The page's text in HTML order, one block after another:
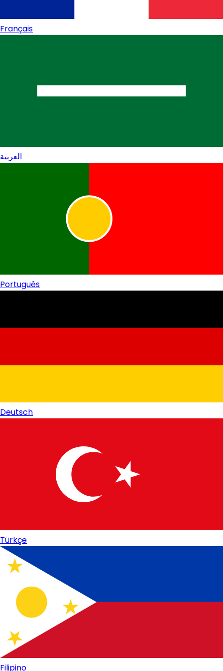
Français
العربية
Português
Deutsch
Türkçe
Filipino